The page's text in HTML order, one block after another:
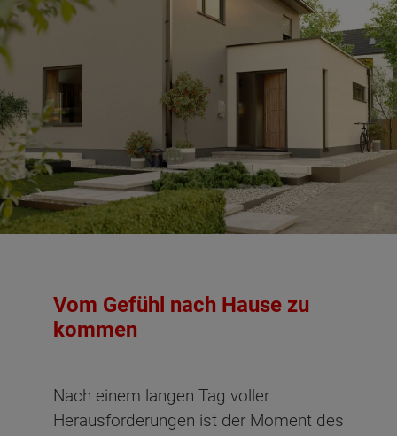
Vom Gefühl nach Hause zu
kommen
Nach einem langen Tag voller
Herausforderungen ist der Moment des